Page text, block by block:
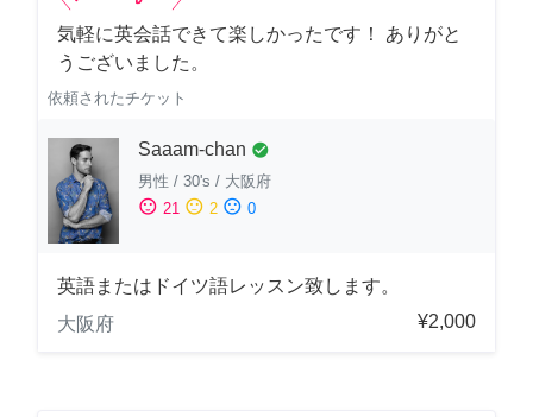
気軽に英会話できて楽しかったです！ ありがと
うございました。
依頼されたチケット
Saaam-chan check_circle
男性 / 30's / 大阪府
sentiment_satisfied 21 sentiment_neutral 2 sentiment_dissatisfied 0
英語またはドイツ語レッスン致します。
大阪府
¥2,000